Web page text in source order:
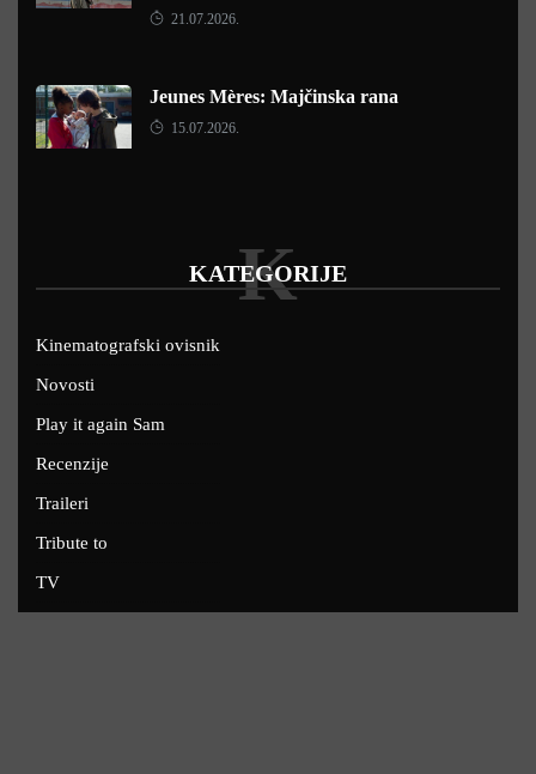
21.07.2026.
Jeunes Mères: Majčinska rana
15.07.2026.
KATEGORIJE
K
Kinematografski ovisnik
Novosti
Play it again Sam
Recenzije
Traileri
Tribute to
TV